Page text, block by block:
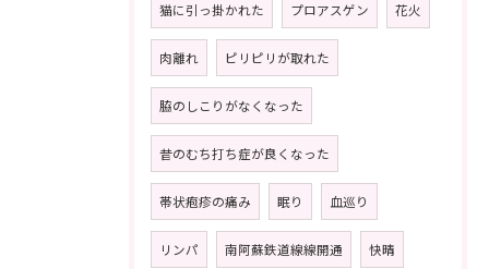
猫に引っ掛かれた プロアスゲン 花火
肉離れ ピリピリが取れた
脇のしこりがなくなった
昔のむち打ち症が良くなった
帯状疱疹の痛み 眠り 血巡り
リンパ 南阿蘇鉄道線線開通 快晴